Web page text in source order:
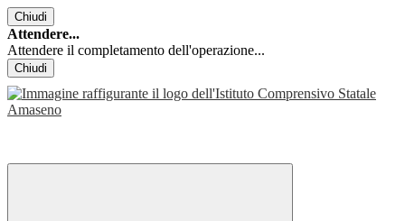
Chiudi
Attendere...
Attendere il completamento dell'operazione...
Chiudi